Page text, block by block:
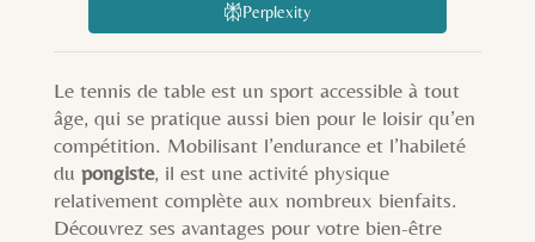
Perplexity
Le tennis de table est un sport accessible à tout
âge, qui se pratique aussi bien pour le loisir qu’en
compétition. Mobilisant l’endurance et l’habileté
du pongiste, il est une activité physique
relativement complète aux nombreux bienfaits.
Découvrez ses avantages pour votre bien-être